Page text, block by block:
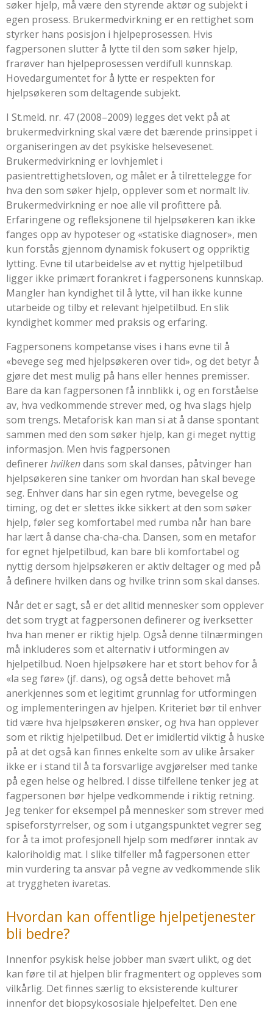
søker hjelp, må være den styrende aktør og subjekt i
egen prosess. Brukermedvirkning er en rettighet som
styrker hans posisjon i hjelpeprosessen. Hvis
fagpersonen slutter å lytte til den som søker hjelp,
frarøver han hjelpeprosessen verdifull kunnskap.
Hovedargumentet for å lytte er respekten for
hjelpsøkeren som deltagende subjekt.
I St.meld. nr. 47 (2008–2009) legges det vekt på at
brukermedvirkning skal være det bærende prinsippet i
organiseringen av det psykiske helsevesenet.
Brukermedvirkning er lovhjemlet i
pasientrettighetsloven, og målet er å tilrettelegge for
hva den som søker hjelp, opplever som et normalt liv.
Brukermedvirkning er noe alle vil profittere på.
Erfaringene og refleksjonene til hjelpsøkeren kan ikke
fanges opp av hypoteser og «statiske diagnoser», men
kun forstås gjennom dynamisk fokusert og oppriktig
lytting. Evne til utarbeidelse av et nyttig hjelpetilbud
ligger ikke primært forankret i fagpersonens kunnskap.
Mangler han kyndighet til å lytte, vil han ikke kunne
utarbeide og tilby et relevant hjelpetilbud. En slik
kyndighet kommer med praksis og erfaring.
Fagpersonens kompetanse vises i hans evne til å
«bevege seg med hjelpsøkeren over tid», og det betyr å
gjøre det mest mulig på hans eller hennes premisser.
Bare da kan fagpersonen få innblikk i, og en forståelse
av, hva vedkommende strever med, og hva slags hjelp
som trengs. Metaforisk kan man si at å danse spontant
sammen med den som søker hjelp, kan gi meget nyttig
informasjon. Men hvis fagpersonen
definererhvilkendans som skal danses, påtvinger han
hjelpsøkeren sine tanker om hvordan han skal bevege
seg. Enhver dans har sin egen rytme, bevegelse og
timing, og det er slettes ikke sikkert at den som søker
hjelp, føler seg komfortabel med rumba når han bare
har lært å danse cha-cha-cha. Dansen, som en metafor
for egnet hjelpetilbud, kan bare bli komfortabel og
nyttig dersom hjelpsøkeren er aktiv deltager og med på
å definere hvilken dans og hvilke trinn som skal danses.
Når det er sagt, så er det alltid mennesker som opplever
det som trygt at fagpersonen definerer og iverksetter
hva han mener er riktig hjelp. Også denne tilnærmingen
må inkluderes som et alternativ i utformingen av
hjelpetilbud. Noen hjelpsøkere har et stort behov for å
«la seg føre» (jf. dans), og også dette behovet må
anerkjennes som et legitimt grunnlag for utformingen
og implementeringen av hjelpen. Kriteriet bør til enhver
tid være hva hjelpsøkeren ønsker, og hva han opplever
som et riktig hjelpetilbud. Det er imidlertid viktig å huske
på at det også kan finnes enkelte som av ulike årsaker
ikke er i stand til å ta forsvarlige avgjørelser med tanke
på egen helse og helbred. I disse tilfellene tenker jeg at
fagpersonen bør hjelpe vedkommende i riktig retning.
Jeg tenker for eksempel på mennesker som strever med
spiseforstyrrelser, og som i utgangspunktet vegrer seg
for å ta imot profesjonell hjelp som medfører inntak av
kaloriholdig mat. I slike tilfeller må fagpersonen etter
min vurdering ta ansvar på vegne av vedkommende slik
at tryggheten ivaretas.
Hvordan kan offentlige hjelpetjenester
bli bedre?
Innenfor psykisk helse jobber man svært ulikt, og det
kan føre til at hjelpen blir fragmentert og oppleves som
vilkårlig. Det finnes særlig to eksisterende kulturer
innenfor det biopsykososiale hjelpefeltet. Den ene